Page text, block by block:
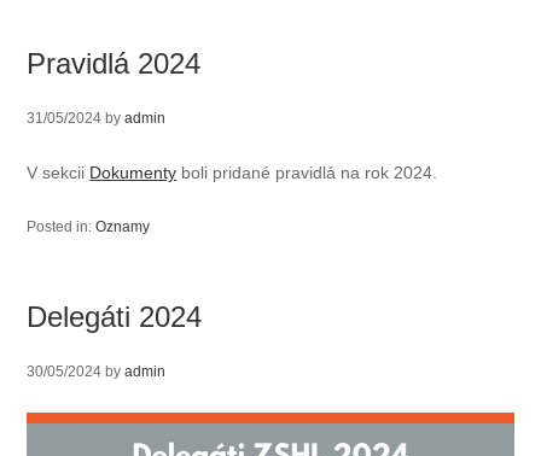
Pravidlá 2024
31/05/2024 byadmin
V sekcii Dokumenty boli pridané pravidlá na rok 2024.
Posted in:Oznamy
Delegáti 2024
30/05/2024 byadmin